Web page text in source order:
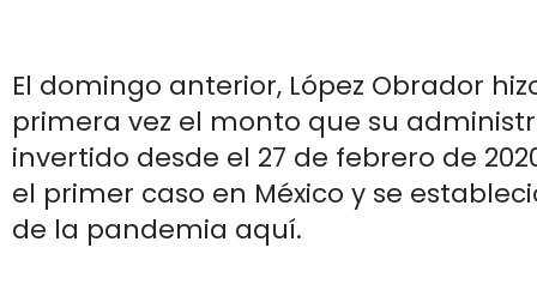
El domingo anterior, López Obrador
primera vez el monto que su
invertido desde el 27 de febrero de
el primer caso en México y se
de la pandemia aquí.